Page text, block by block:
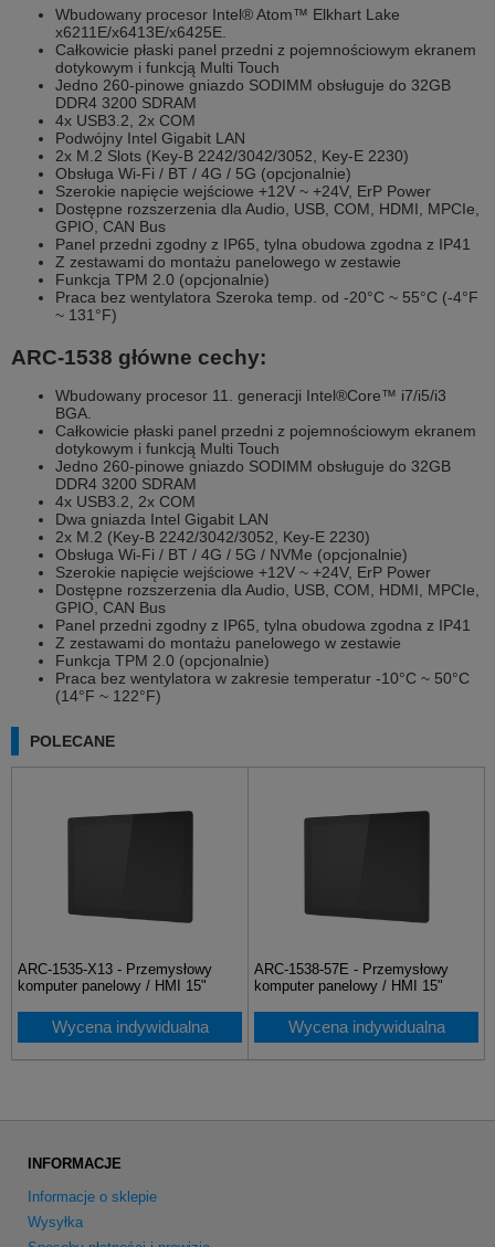
Wbudowany procesor Intel® Atom™ Elkhart Lake
x6211E/x6413E/x6425E.
Całkowicie płaski panel przedni z pojemnościowym ekranem
dotykowym i funkcją Multi Touch
Jedno 260-pinowe gniazdo SODIMM obsługuje do 32GB
DDR4 3200 SDRAM
4x USB3.2, 2x COM
Podwójny Intel Gigabit LAN
2x M.2 Slots (Key-B 2242/3042/3052, Key-E 2230)
Obsługa Wi-Fi / BT / 4G / 5G (opcjonalnie)
Szerokie napięcie wejściowe +12V ~ +24V, ErP Power
Dostępne rozszerzenia dla Audio, USB, COM, HDMI, MPCIe,
GPIO, CAN Bus
Panel przedni zgodny z IP65, tylna obudowa zgodna z IP41
Z zestawami do montażu panelowego w zestawie
Funkcja TPM 2.0 (opcjonalnie)
Praca bez wentylatora Szeroka temp. od -20°C ~ 55°C (-4°F
~ 131°F)
ARC-1538 główne cechy:
Wbudowany procesor 11. generacji Intel®Core™ i7/i5/i3
BGA.
Całkowicie płaski panel przedni z pojemnościowym ekranem
dotykowym i funkcją Multi Touch
Jedno 260-pinowe gniazdo SODIMM obsługuje do 32GB
DDR4 3200 SDRAM
4x USB3.2, 2x COM
Dwa gniazda Intel Gigabit LAN
2x M.2 (Key-B 2242/3042/3052, Key-E 2230)
Obsługa Wi-Fi / BT / 4G / 5G / NVMe (opcjonalnie)
Szerokie napięcie wejściowe +12V ~ +24V, ErP Power
Dostępne rozszerzenia dla Audio, USB, COM, HDMI, MPCIe,
GPIO, CAN Bus
Panel przedni zgodny z IP65, tylna obudowa zgodna z IP41
Z zestawami do montażu panelowego w zestawie
Funkcja TPM 2.0 (opcjonalnie)
Praca bez wentylatora w zakresie temperatur -10°C ~ 50°C
(14°F ~ 122°F)
POLECANE
ARC-1535-X13 - Przemysłowy
komputer panelowy / HMI 15"
Wycena indywidualna
ARC-1538-57E - Przemysłowy
komputer panelowy / HMI 15"
Wycena indywidualna
INFORMACJE
Informacje o sklepie
Wysyłka